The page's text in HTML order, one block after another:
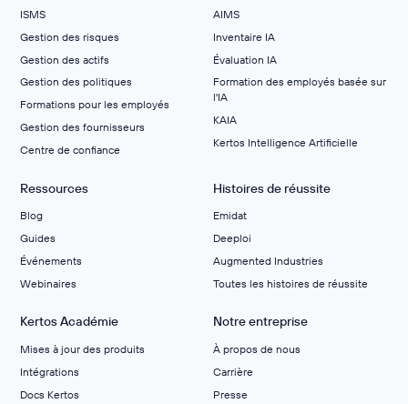
ISMS
Gestion des risques
Gestion des actifs
Gestion des politiques
Formations pour les employés
Gestion des fournisseurs
Centre de confiance
AIMS
Inventaire IA
Évaluation IA
Formation des employés basée sur
l'IA
KAIA
Kertos Intelligence Artificielle
Ressources
Blog
Guides
Événements
Webinaires
Histoires de réussite
Emidat
Deeploi
Augmented Industries
Toutes les histoires de réussite
Kertos Académie
Mises à jour des produits
Intégrations
Docs Kertos
Notre entreprise
À propos de nous
Carrière
Presse